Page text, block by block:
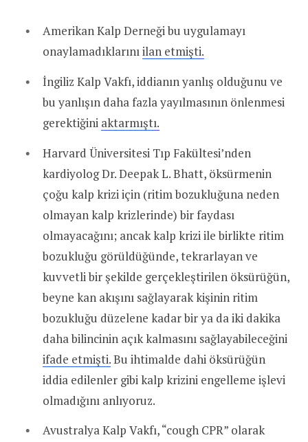
Amerikan Kalp Derneği bu uygulamayı
onaylamadıklarınıilan etmişti.
İngiliz Kalp Vakfı, iddianın yanlış olduğunu ve
bu yanlışın daha fazla yayılmasının önlenmesi
gerektiğini aktarmıştı.
Harvard Üniversitesi Tıp Fakültesi’nden
kardiyolog Dr. Deepak L. Bhatt, öksürmenin
çoğu kalp krizi için (ritim bozukluğuna neden
olmayan kalp krizlerinde) bir faydası
olmayacağını; ancak kalp krizi ile birlikte ritim
bozukluğu görüldüğünde, tekrarlayan ve
kuvvetli bir şekilde gerçekleştirilen öksürüğün,
beyne kan akışını sağlayarak kişinin ritim
bozukluğu düzelene kadar bir ya da iki dakika
daha bilincinin açık kalmasını sağlayabileceğini
ifade etmişti.Bu ihtimalde dahi öksürüğün
iddia edilenler gibi kalp krizini engelleme işlevi
olmadığını anlıyoruz.
Avustralya Kalp Vakfı, “cough CPR” olarak